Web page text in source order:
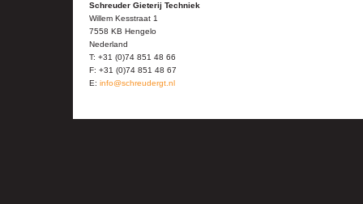
Schreuder Gieterij Techniek
Willem Kesstraat 1
7558 KB Hengelo
Nederland
T: +31 (0)74 851 48 66
F: +31 (0)74 851 48 67
E: info@schreudergt.nl